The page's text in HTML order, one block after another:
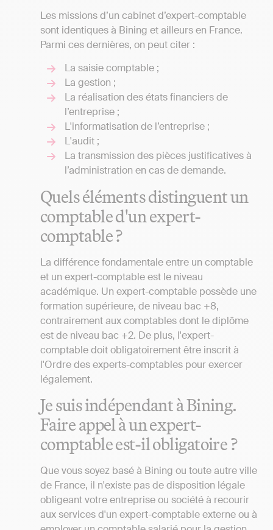
Les missions d’un cabinet d’expert-comptable
sont identiques à Bining et ailleurs en France.
Parmi ces dernières, on peut citer :
La saisie comptable ;
La gestion ;
La réalisation des états financiers de
l’entreprise ;
L'informatisation de l’entreprise ;
L'audit ;
La transmission des pièces justificatives à
l’administration en cas de demande.
Quels éléments distinguent un
comptable d'un expert-
comptable ?
La différence fondamentale entre un comptable
et un expert-comptable est le niveau
académique. Un expert-comptable possède une
formation supérieure, de niveau bac +8,
contrairement aux comptables dont le diplôme
est de niveau bac +2. De plus, l'expert-
comptable doit obligatoirement être inscrit à
l'Ordre des experts-comptables pour exercer
légalement.
Je suis indépendant à Bining.
Faire appel à un expert-
comptable est-il obligatoire ?
Que vous soyez basé à Bining ou toute autre ville
de France, il n'existe pas de disposition légale
obligeant votre entreprise ou société à recourir
aux services d'un expert-comptable externe ou à